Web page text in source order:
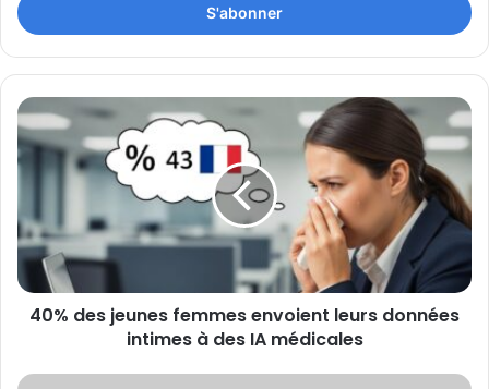
Email
40%
des
jeunes
femmes
leurs
données
intimes
à
des40% des jeunes femmes envoient leurs données
intimes à des IA médicales
Anticiper